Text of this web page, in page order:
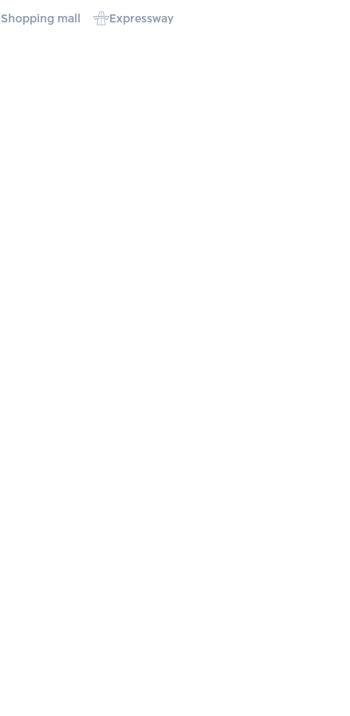
Shopping mall Expressway